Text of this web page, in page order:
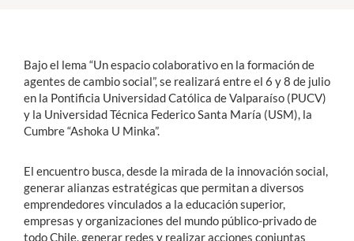
English
Bajo el lema “Un espacio colaborativo en la formación de
agentes de cambio social”, se realizará entre el 6 y 8 de julio
en la Pontificia Universidad Católica de Valparaíso (PUCV)
y la Universidad Técnica Federico Santa María (USM), la
Cumbre “Ashoka U Minka”.
El encuentro busca, desde la mirada de la innovación social,
generar alianzas estratégicas que permitan a diversos
emprendedores vinculados a la educación superior,
empresas y organizaciones del mundo público-privado de
todo Chile, generar redes y realizar acciones conjuntas